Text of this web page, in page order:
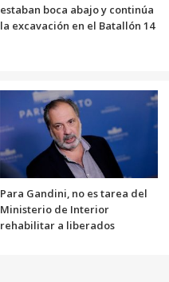
estaban boca abajo y continúa
la excavación en el Batallón 14
Para Gandini, no es tarea del
Ministerio de Interior
rehabilitar a liberados